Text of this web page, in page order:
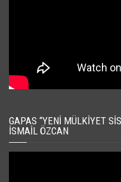
GAPAS “YENI MÜLKIYET
İSMAIL ÖZCAN